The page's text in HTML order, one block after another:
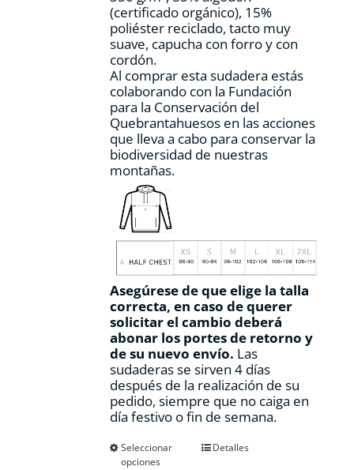
de
producto
(certificado orgánico), 15%
poliéster reciclado, tacto muy
suave, capucha con forro y con
cordón.
Al comprar esta sudadera estás
colaborando con la Fundación
para la Conservación del
Quebrantahuesos en las acciones
que lleva a cabo para conservar la
biodiversidad de nuestras
montañas.
Asegúrese de que elige la talla
correcta, en caso de querer
solicitar el cambio deberá
abonar los portes de retorno y
de su nuevo envío. Las
sudaderas se sirven 4 días
después de la realización de su
pedido, siempre que no caiga en
día festivo o fin de semana.
Seleccionar
opciones
EsteDetalles